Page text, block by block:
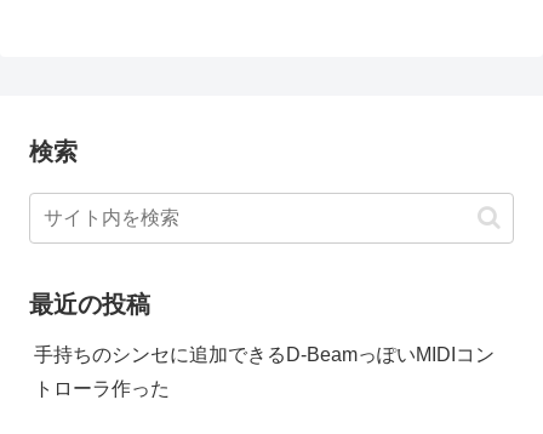
検索
最近の投稿
手持ちのシンセに追加できるD-BeamっぽいMIDIコン
トローラ作った